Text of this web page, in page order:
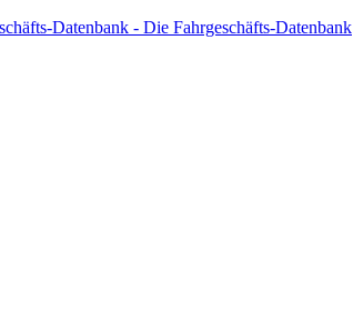
Datenbank - Die Fahrgeschäfts-Datenbank